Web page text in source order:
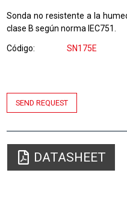
Sonda no resistente a la
clase B según norma IEC751.
Código SN175E
SEND REQUEST
DATASHEET